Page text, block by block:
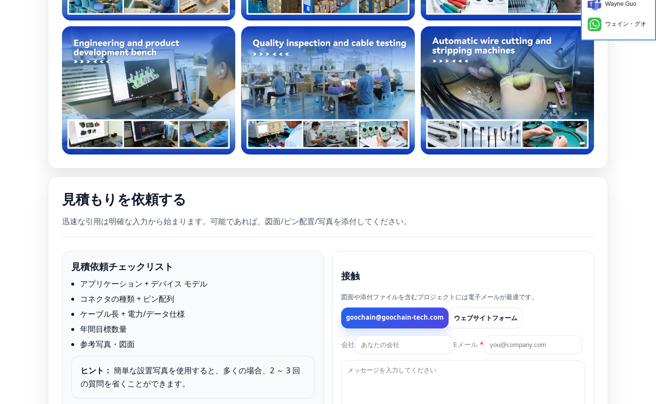
見積もりを依頼する
迅速な引用は明確な入力から始まります。可能であれば、図面/ピン配置/写真を添付し​​てください。
見積依頼チェックリスト
アプリケーション + デバイス モデル
コネクタの種類 + ピン配列
ケーブル長 + 電力/データ仕様
年間目標数量
参考写真・図面
ヒント： 簡単な設置写真を使用すると、多くの場合、2 ～ 3 回
の質問を省くことができます。
接触
図面や添付ファイルを含むプロジェクトには電子メールが最適です。
goochain@goochain-tech.com ウェブサイトフォーム
会社 Eメール *
Wayne Guo
ウェイン・グオ